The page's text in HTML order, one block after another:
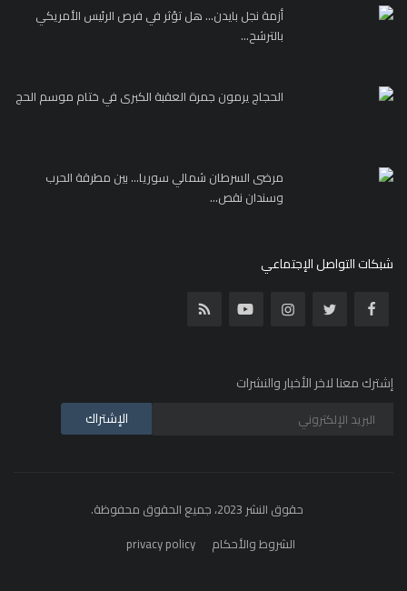
أزمة نجل بايدن... هل تؤثر في فرص الرئيس الأمريكي
بالترشح...
الحجاج يرمون جمرة العقبة الكبرى في ختام موسم الحج
مرضى السرطان شمالي سوريا... بين مطرقة الحرب
وسندان نقص...
شبكات التواصل الإجتماعي
إشترك معنا لاخر الأخبار والنشرات
الإشتراك
حقوق النشر 2023، جميع الحقوق محفوظة.
الشروط والأحكام
privacy policy